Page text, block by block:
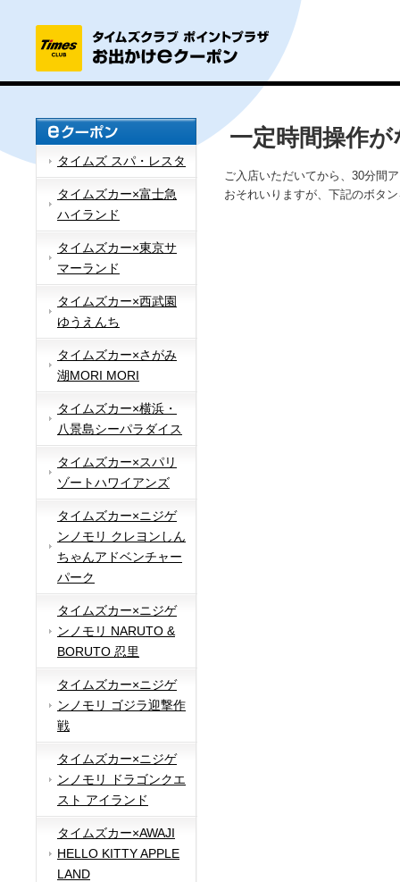
タイムズ スパ・レスタ
タイムズカー×富士急
ハイランド
タイムズカー×東京サ
マーランド
タイムズカー×西武園
ゆうえんち
タイムズカー×さがみ
湖MORI MORI
タイムズカー×横浜・
八景島シーパラダイス
タイムズカー×スパリ
ゾートハワイアンズ
タイムズカー×ニジゲ
ンノモリ クレヨンしん
ちゃんアドベンチャー
パーク
タイムズカー×ニジゲ
ンノモリ NARUTO &
BORUTO 忍里
タイムズカー×ニジゲ
ンノモリ ゴジラ迎撃作
戦
タイムズカー×ニジゲ
ンノモリ ドラゴンクエ
スト アイランド
タイムズカー×AWAJI
HELLO KITTY APPLE
LAND
一定時間操作
ご入店いただいてから、30分間
おそれいりますが、下記のボタ